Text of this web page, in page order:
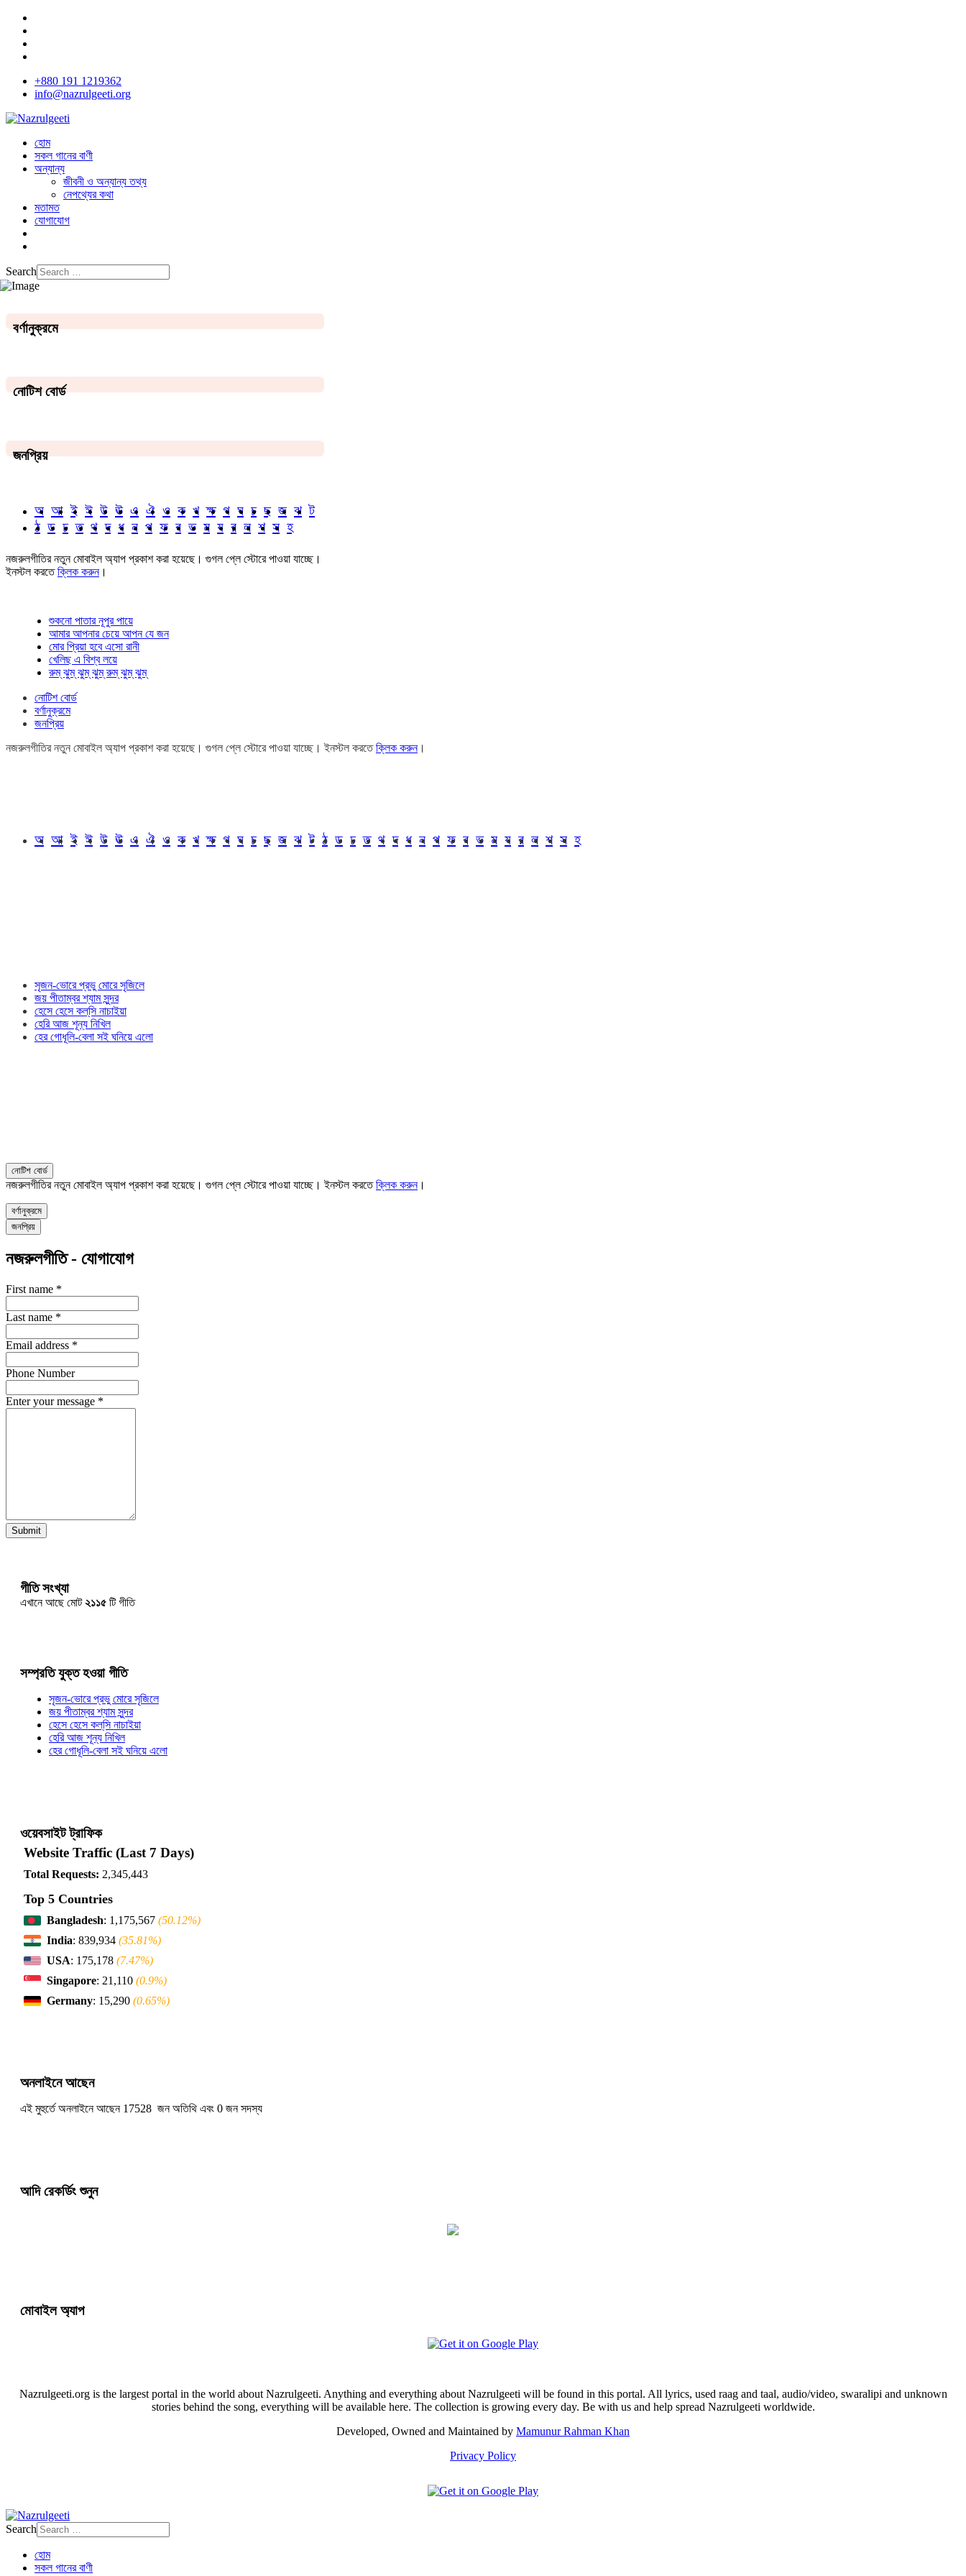
+880 191 1219362
info@nazrulgeeti.org
হোম
সকল গানের বাণী
অন্যান্য
জীবনী ও অন্যান্য তথ্য
নেপথ্যের কথা
মতামত
যোগাযোগ
Search
বর্ণানুক্রমে
নোটিশ বোর্ড
জনপ্রিয়
অ আ ই ঈ উ ঊ এ ঐ ও ক খ ক্ষ গ ঘ চ ছ জ ঝ ট
ঠ ড ঢ ত থ দ ধ ন প ফ ব ভ ম য র ল শ স হ
নজরুলগীতির নতুন মোবাইল অ্যাপ প্রকাশ করা হয়েছে। গুগল প্লে স্টোরে পাওয়া যাচ্ছে।
ইনস্টল করতেক্লিক করুন।
শুকনো পাতার নূপুর পায়ে
আমার আপনার চেয়ে আপন যে জন
মোর প্রিয়া হবে এসো রানী
খেলিছ এ বিশ্ব লয়ে
রুম্ ঝুম্ ঝুম্ ঝুম্ রুম্ ঝুম্ ঝুম্
নোটিশ বোর্ড
বর্ণানুক্রমে
জনপ্রিয়
নজরুলগীতির নতুন মোবাইল অ্যাপ প্রকাশ করা হয়েছে। গুগল প্লে স্টোরে পাওয়া যাচ্ছে। ইনস্টল করতেক্লিক করুন।
অ আ ই ঈ উ ঊ এ ঐ ও ক খ ক্ষ গ ঘ চ ছ জ ঝ ট ঠ ড ঢ ত থ দ ধ ন প ফ ব ভ ম য র ল শ স হ
সৃজন-ভোরে প্রভু মোরে সৃজিলে
জয় পীতাম্বর শ্যাম সুন্দর
হেসে হেসে কল্‌সি নাচাইয়া
হেরি আজ শূন্য নিখিল
হের গোধূলি-বেলা সই ঘনিয়ে এলো
নোটিশ বোর্ড
নজরুলগীতির নতুন মোবাইল অ্যাপ প্রকাশ করা হয়েছে। গুগল প্লে স্টোরে পাওয়া যাচ্ছে। ইনস্টল করতেক্লিক করুন।
বর্ণানুক্রমে
জনপ্রিয়
নজরুলগীতি - যোগাযোগ
First name *
Last name *
Email address *
Phone Number
Enter your message *
Submit
গীতি সংখ্যা
এখানে আছে মোট২১১৫ টি গীতি
সম্প্রতি যুক্ত হওয়া গীতি
সৃজন-ভোরে প্রভু মোরে সৃজিলে
জয় পীতাম্বর শ্যাম সুন্দর
হেসে হেসে কল্‌সি নাচাইয়া
হেরি আজ শূন্য নিখিল
হের গোধূলি-বেলা সই ঘনিয়ে এলো
ওয়েবসাইট ট্রাফিক
Website Traffic (Last 7 Days)
Total Requests: 2,345,443
Top 5 Countries
Bangladesh: 1,175,567 (50.12%)
India: 839,934 (35.81%)
USA: 175,178 (7.47%)
Singapore: 21,110 (0.9%)
Germany: 15,290 (0.65%)
অনলাইনে আছেন
এই মুহুর্তে অনলাইনে আছেন 17528 জন অতিথি এবং 0 জন সদস্য
আদি রেকর্ডিং শুনুন
মোবাইল অ্যাপ
Nazrulgeeti.org is the largest portal in the world about Nazrulgeeti. Anything and everything about Nazrulgeeti will be found in this portal. All lyrics, used raag and taal, audio/video, swaralipi and unknown
stories behind the song, everything will be available here. The collection is growing every day. Be with us and help spread Nazrulgeeti worldwide.
Developed, Owned and Maintained by Mamunur Rahman Khan
Privacy Policy
Search
হোম
সকল গানের বাণী